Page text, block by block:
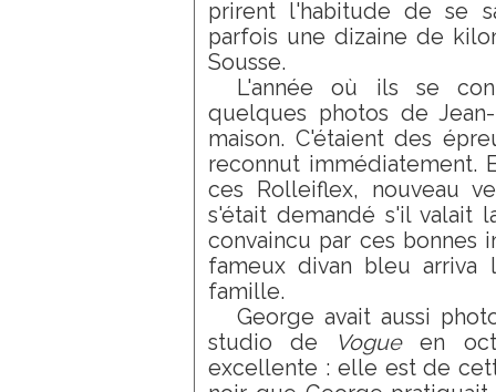
prirent l'habitude de se
parfois une dizaine de
Sousse.
L'année où ils se
quelques photos de
maison. C'étaient des
reconnut immédiatement.
ces Rolleiflex, nouveau
s'était demandé s'il valait
convaincu par ces bonnes
fameux divan bleu
famille.
George avait aussi
studio de
Vogueen
excellente : elle est de